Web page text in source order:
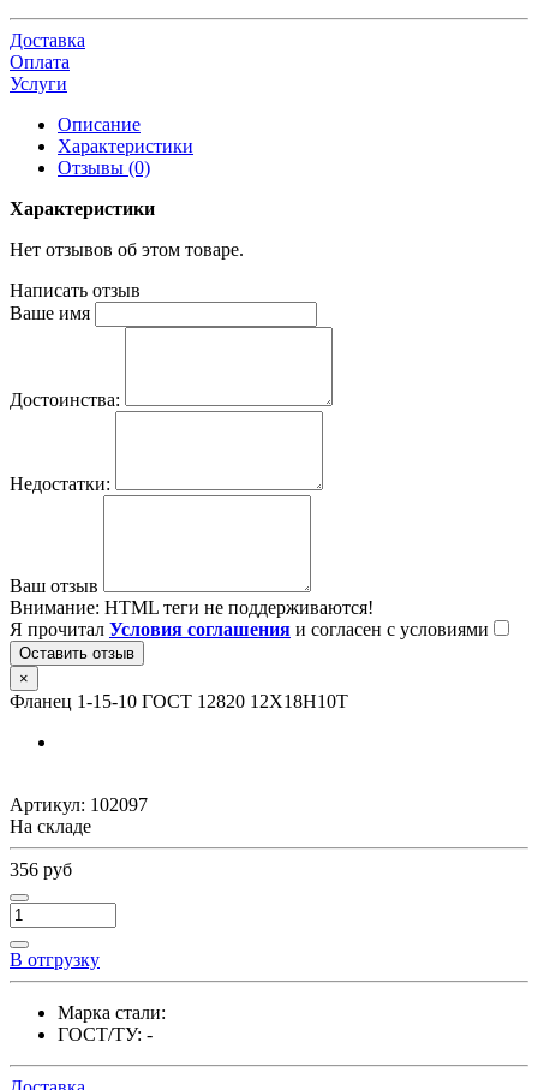
Доставка
Оплата
Услуги
Описание
Характеристики
Отзывы (0)
Характеристики
Нет отзывов об этом товаре.
Написать отзыв
Ваше имя
Достоинства:
Недостатки:
Ваш отзыв
Внимание: HTML теги не поддерживаются!
Я прочитал Условия соглашения и согласен с условиями
Оставить отзыв
×
Фланец 1-15-10 ГОСТ 12820 12Х18Н10Т
Артикул: 102097
На складе
356 руб
В отгрузку
Марка стали:
ГОСТ/ТУ: -